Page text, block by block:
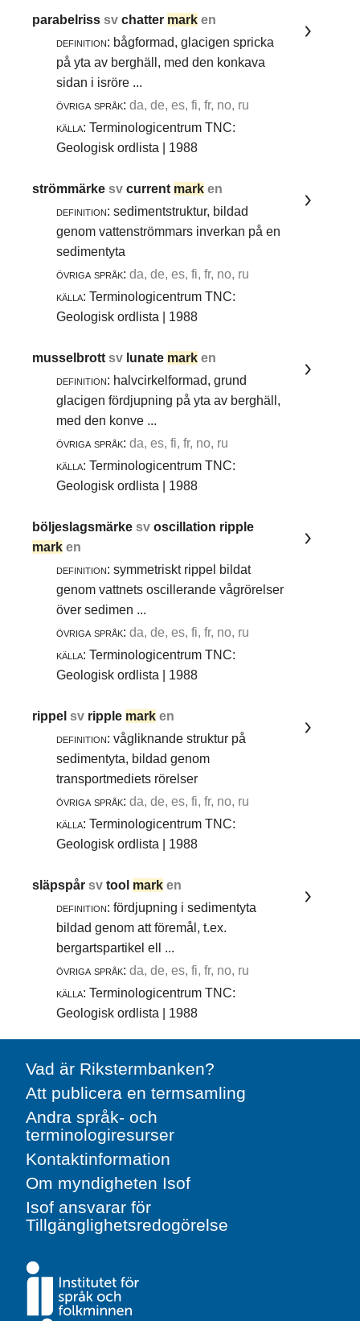
parabelrisssvchatter mark en
definition: bågformad, glacigen spricka
på yta av berghäll, med den konkava
sidan i isröre ...
övriga språk: da, de, es, fi, fr, no, ru
källa: Terminologicentrum TNC:
Geologisk ordlista | 1988
strömmärkesvcurrent mark en
definition: sedimentstruktur, bildad
genom vattenströmmars inverkan på en
sedimentyta
övriga språk: da, de, es, fi, fr, no, ru
källa: Terminologicentrum TNC:
Geologisk ordlista | 1988
musselbrottsv lunate mark en
definition: halvcirkelformad, grund
glacigen fördjupning på yta av berghäll,
med den konve ...
övriga språk: da, es, fi, fr, no, ru
källa: Terminologicentrum TNC:
Geologisk ordlista | 1988
böljeslagsmärkesvoscillation ripple
mark en
definition: symmetriskt rippel bildat
genom vattnets oscillerande vågrörelser
över sedimen ...
övriga språk: da, de, es, fi, fr, no, ru
källa: Terminologicentrum TNC:
Geologisk ordlista | 1988
rippelsv ripple mark en
definition: vågliknande struktur på
sedimentyta, bildad genom
transportmediets rörelser
övriga språk: da, de, es, fi, fr, no, ru
källa: Terminologicentrum TNC:
Geologisk ordlista | 1988
släpspårsvtool mark en
definition: fördjupning i sedimentyta
bildad genom att föremål, t.ex.
bergartspartikel ell ...
övriga språk: da, de, es, fi, fr, no, ru
källa: Terminologicentrum TNC:
Geologisk ordlista | 1988
Vad är Rikstermbanken?
Att publicera en termsamling
Andra språk- och
terminologiresurser
Kontaktinformation
Om myndigheten Isof
Isof ansvarar för
Tillgänglighetsredogörelse